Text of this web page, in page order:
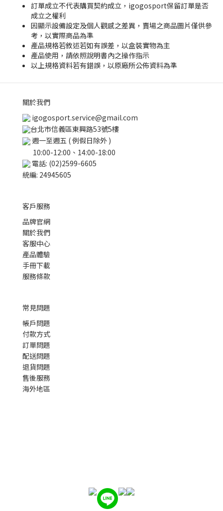
訂單成立不代表購買契約成立，igogosport保留訂單是否
成立之權利
因顯示設備設定及個人觀感之差異，賣場之商品圖片僅供參
考，以實際商品為準
產品規格若敘述若如有誤差，以盒裝實物為主
產品使用，請依照說明書內之操作指示
以上規格資料若有錯誤，以原廠所公佈資料為準
關於我們
igogosport.service@gmail.com
台北市信義區東興路53號5樓
週一至週五 ( 例假日除外 )
10:00-12:00、14:00-18:00
電話: (02)2599-6605
統編: 24945605
客戶服務
品牌官網
關於我們
客服中心
產品體驗
手冊下載
服務條款
常見問題
帳戶問題
付款方式
訂單問題
配送問題
退貨問題
售後服務
海外地區